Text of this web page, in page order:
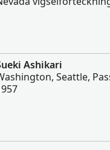
Ashikari
Seattle,